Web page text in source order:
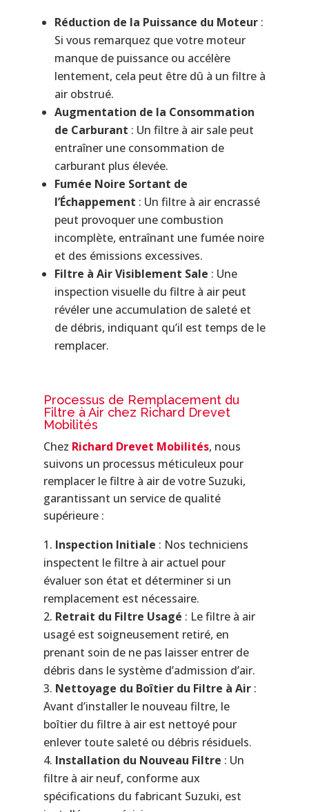
Réduction de la Puissance du Moteur:
Si vous remarquez que votre moteur
manque de puissance ou accélère
lentement, cela peut être dû à un filtre à
air obstrué.
Augmentation de la Consommation
de Carburant : Un filtre à air sale peut
entraîner une consommation de
carburant plus élevée.
Fumée Noire Sortant de
l’Échappement : Un filtre à air encrassé
peut provoquer une combustion
incomplète, entraînant une fumée noire
et des émissions excessives.
Filtre à Air Visiblement Sale : Une
inspection visuelle du filtre à air peut
révéler une accumulation de saleté et
de débris, indiquant qu’il est temps de le
remplacer.
Processus de Remplacement du
Filtre à Air chez Richard Drevet
Mobilités
Chez Richard Drevet Mobilités, nous
suivons un processus méticuleux pour
remplacer le filtre à air de votre Suzuki,
garantissant un service de qualité
supérieure :
Inspection Initiale : Nos techniciens
inspectent le filtre à air actuel pour
évaluer son état et déterminer si un
remplacement est nécessaire.
Retrait du Filtre Usagé : Le filtre à air
usagé est soigneusement retiré, en
prenant soin de ne pas laisser entrer de
débris dans le système d’admission d’air.
Nettoyage du Boîtier du Filtre à Air:
Avant d’installer le nouveau filtre, le
boîtier du filtre à air est nettoyé pour
enlever toute saleté ou débris résiduels.
Installation du Nouveau Filtre : Un
filtre à air neuf, conforme aux
spécifications du fabricant Suzuki, est